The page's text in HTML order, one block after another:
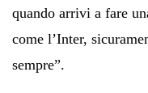
quando arrivi a fare
come l’Inter,
sempre”.